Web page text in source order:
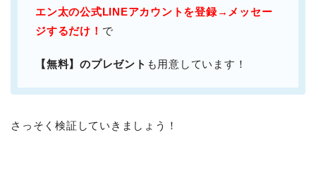
エン太の公式LINEアカウントを登録→メッセー
ジするだけ！ で
【無料】のプレゼント も用意しています！
さっそく検証していきましょう！